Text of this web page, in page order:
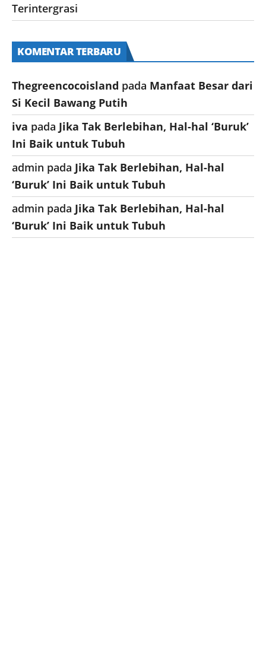
Terintergrasi
KOMENTAR TERBARU
Thegreencocoisland pada Manfaat Besar dari
Si Kecil Bawang Putih
iva pada Jika Tak Berlebihan, Hal-hal ‘Buruk’
Ini Baik untuk Tubuh
admin pada Jika Tak Berlebihan, Hal-hal
‘Buruk’ Ini Baik untuk Tubuh
admin pada Jika Tak Berlebihan, Hal-hal
‘Buruk’ Ini Baik untuk Tubuh